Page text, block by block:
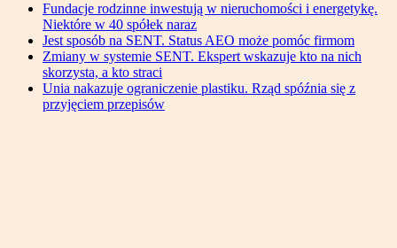
Fundacje rodzinne inwestują w nieruchomości i energetykę.
Niektóre w 40 spółek naraz
Jest sposób na SENT. Status AEO może pomóc firmom
Zmiany w systemie SENT. Ekspert wskazuje kto na nich
skorzysta, a kto straci
Unia nakazuje ograniczenie plastiku. Rząd spóźnia się z
przyjęciem przepisów